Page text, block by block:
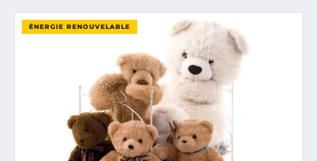
ÉNERGIE RENOUVELABLE